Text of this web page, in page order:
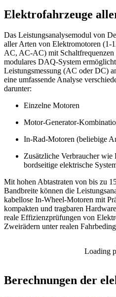
Elektrofahrzeuge
Das Leistungsanalysemodul von
aller Arten von Elektromotoren (1-
AC, AC-AC) mit Schaltfrequenzen
modulares DAQ-System
Leistungsmessung (AC oder DC)
eine umfassende Analyse
darunter:
Einzelne Motoren
Motor-Generator-
In-Rad-Motoren (beliebige
Zusätzliche Verbraucher
bordseitige elektrische
Mit hohen Abtastraten von bis zu
Bandbreite können die
kabellose In-Wheel-Motoren mit
kompakten und tragbaren
reale Effizienzprüfungen von
Zweirädern unter realen
Loading
Berechnungen der